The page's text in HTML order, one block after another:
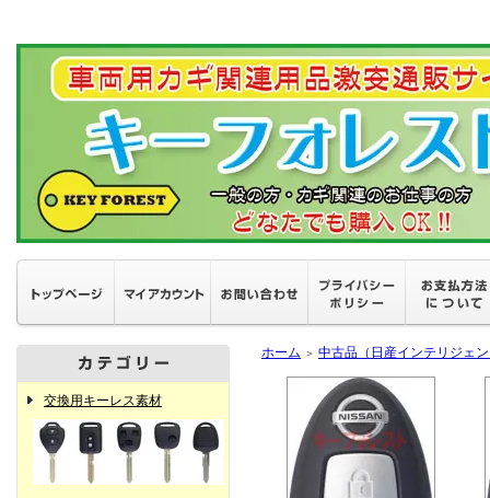
交換用キーレス素材
ホーム ＞ 中古品（日産インテリジェ